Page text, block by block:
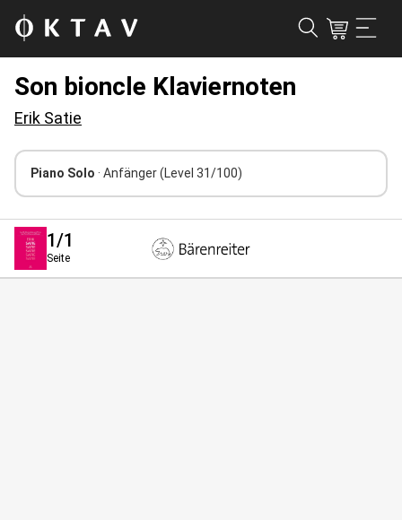
Son bioncle Klaviernoten
Erik Satie
Piano Solo · Anfänger(Level 31/100)
1/1
Seite